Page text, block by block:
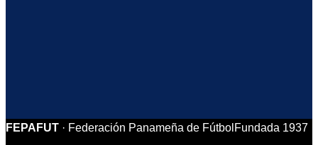
FEPAFUT · Federación Panameña de Fútbol Fundada 1937